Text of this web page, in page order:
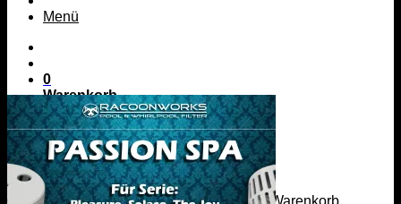
Menü
0
Warenkorb
Es befinden sich keine Produkte im Warenkorb.